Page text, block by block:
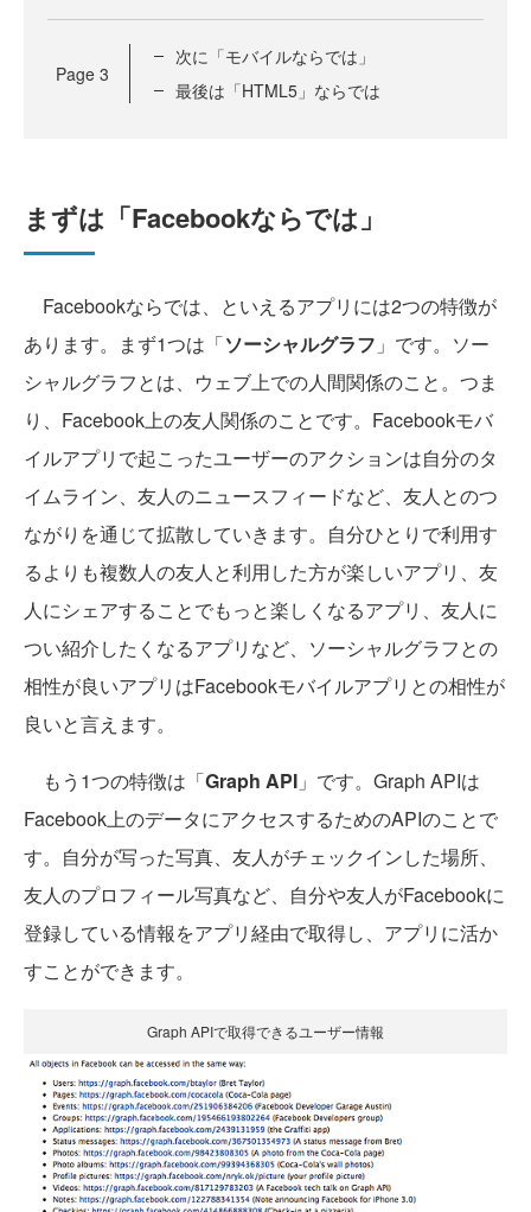
Page 3
次に「モバイルならでは」
最後は「HTML5」ならでは
まずは「Facebookならでは」
Facebookならでは、といえるアプリには2つの特徴が
あります。まず1つは「ソーシャルグラフ 」です。ソー
シャルグラフとは、ウェブ上での人間関係のこと。つま
り、Facebook上の友人関係のことです。Facebookモバ
イルアプリで起こったユーザーのアクションは自分のタ
イムライン、友人のニュースフィードなど、友人とのつ
ながりを通じて拡散していきます。自分ひとりで利用す
るよりも複数人の友人と利用した方が楽しいアプリ、友
人にシェアすることでもっと楽しくなるアプリ、友人に
つい紹介したくなるアプリなど、ソーシャルグラフとの
相性が良いアプリはFacebookモバイルアプリとの相性が
良いと言えます。
もう1つの特徴は「Graph API 」です。Graph APIは
Facebook上のデータにアクセスするためのAPIのことで
す。自分が写った写真、友人がチェックインした場所、
友人のプロフィール写真など、自分や友人がFacebookに
登録している情報をアプリ経由で取得し、アプリに活か
すことができます。
Graph APIで取得できるユーザー情報